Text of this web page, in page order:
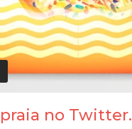
no Twitter.